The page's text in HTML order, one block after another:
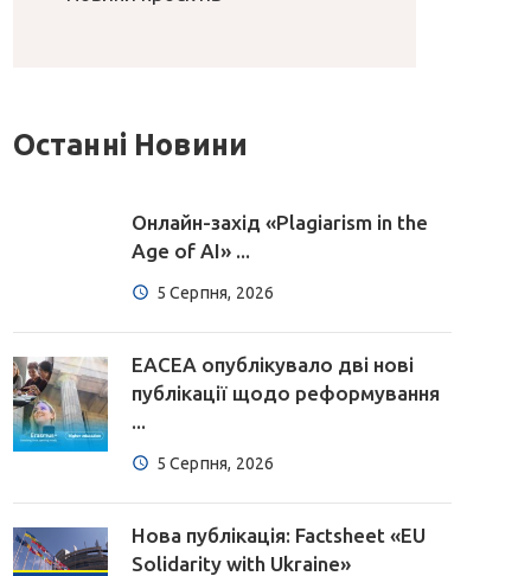
Останні Новини
Онлайн-захід «Plagiarism in the
Age of AI» ...
5 Серпня, 2026
EACEA опублікувало дві нові
публікації щодо реформування
...
5 Серпня, 2026
Нова публікація: Factsheet «EU
Solidarity with Ukraine»